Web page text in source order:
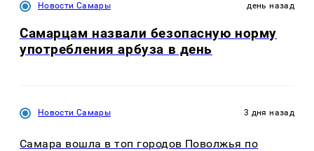
Новости Самары день назад
Самарцам назвали безопасную норму
употребления арбуза в день
Новости Самары 3 дня назад
Самара вошла в топ городов Поволжья по